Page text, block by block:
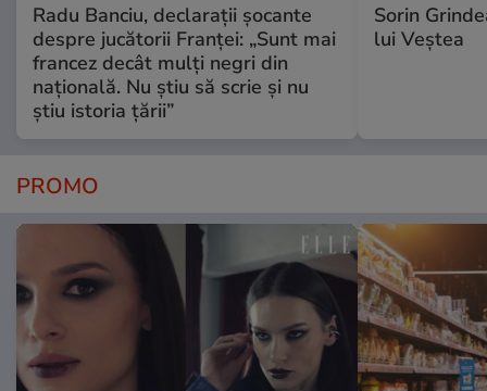
Radu Banciu, declarații șocante
despre jucătorii Franței: „Sunt mai
francez decât mulți negri din
națională. Nu știu să scrie și nu
știu istoria țării”
Sorin
lui Veștea
PROMO